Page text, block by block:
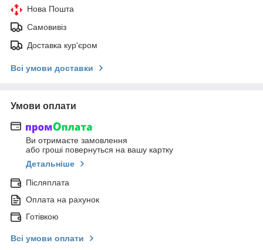
Нова Пошта
Самовивіз
Доставка кур'єром
Всі умови доставки
Умови оплати
Ви отримаєте замовлення
або гроші повернуться на вашу картку
Детальніше
Післяплата
Оплата на рахунок
Готівкою
Всі умови оплати